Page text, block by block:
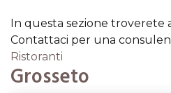
In questa sezione troverete
Contattaci per una
Ristoranti
Grosseto